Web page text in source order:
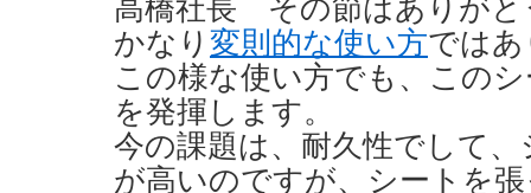
かなり 変則的な使い方では
この様な使い方でも、この
を発揮します。
今の課題は、耐久性でして
が高いのですが、シートを